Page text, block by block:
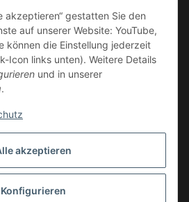
akzeptieren
Konfigurieren
akzeptieren“ gestatten Sie den
auf unserer Website: YouTube,
können die Einstellung jederzeit
Icon links unten). Weitere Details
und in unserer
.
(10-17 Uhr)